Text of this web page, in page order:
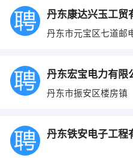
丹东市元宝区七道邮
丹东宏宝电力有限
丹东市振安区楼房镇